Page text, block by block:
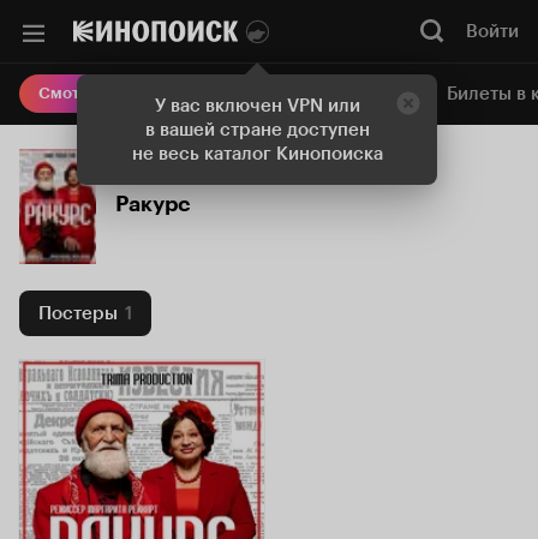
У вас включен VPN или
в вашей стране доступен
не весь каталог Кинопоиска
Войти
Смотреть кино Онлайн-кинотеатр Билеты в
Ракурс
Постеры 1